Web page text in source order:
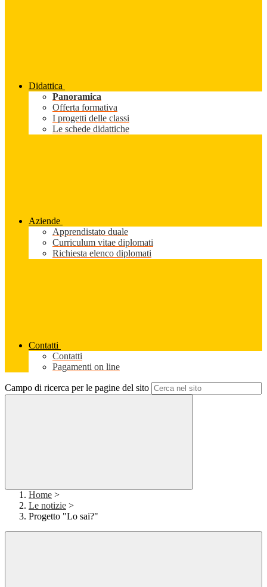
Didattica
Panoramica
Offerta formativa
I progetti delle classi
Le schede didattiche
Aziende
Apprendistato duale
Curriculum vitae diplomati
Richiesta elenco diplomati
Contatti
Contatti
Pagamenti on line
Campo di ricerca per le pagine del sito
Home >
Le notizie >
Progetto "Lo sai?"